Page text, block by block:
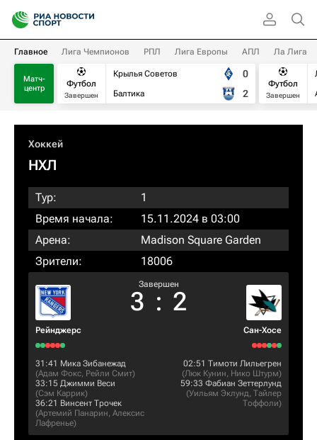
Главное Лига Чемпионов РПЛ Лига Европы АПЛ Ла Лига
Матч-
центр
Футбол
Завершен
Крылья Советов
Балтика
0
2
Футбол
Завершен
Хоккей
НХЛ
Тур:
1
Время начала:
15.11.2024 в 03:00
Арена:
Madison Square Garden
Зрители:
18006
Рейнджерс
Завершен
3 : 2
Сан-Хосе
31:41 Мика Зибанежад
(Адам Фокс, Рейли Смит)
33:15 Джимми Веси
(Сэм Каррик)
36:21 Винсент Трочек
(Артемий Панарин, Алексис
Лафренье)
02:51 Тимоти Лильегрен
(Люк Кунин, Нико Штурм)
59:33 Фабиан Зеттерлунд
(Уильям Эклунд, Тайлер
Тоффоли)